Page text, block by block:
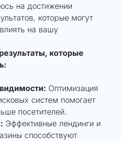
на достижении
которые могут
на вашу
которые
Оптимизация
систем помогает
посетителей.
Эффективные лендинги и
способствуют